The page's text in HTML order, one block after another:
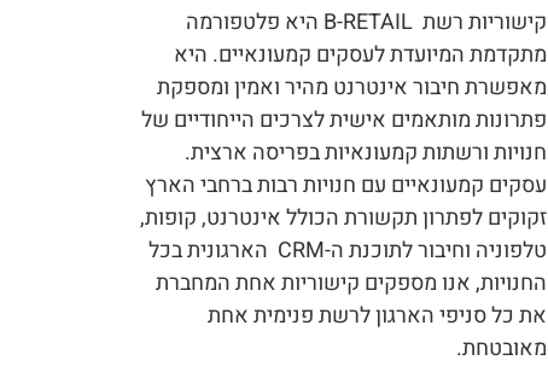
קישוריות רשת B-RETAIL היא פלטפורמה
מתקדמת המיועדת לעסקים קמעונאיים. היא
מאפשרת חיבור אינטרנט מהיר ואמין ומספקת
פתרונות מותאמים אישית לצרכים הייחודיים של
חנויות ורשתות קמעונאיות בפריסה ארצית.
עסקים קמעונאיים עם חנויות רבות ברחבי הארץ
זקוקים לפתרון תקשורת הכולל אינטרנט, קופות,
טלפוניה וחיבור לתוכנת ה-CRM הארגונית בכל
החנויות, אנו מספקים קישוריות אחת המחברת
את כל סניפי הארגון לרשת פנימית אחת
מאובטחת.